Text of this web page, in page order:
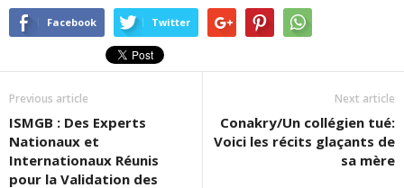
Facebook Twitter
Previous article
ISMGB : Des Experts
Nationaux et
Internationaux Réunis
pour la Validation des
Next article
Conakry/Un collégien tué:
Voici les récits glaçants de
sa mère